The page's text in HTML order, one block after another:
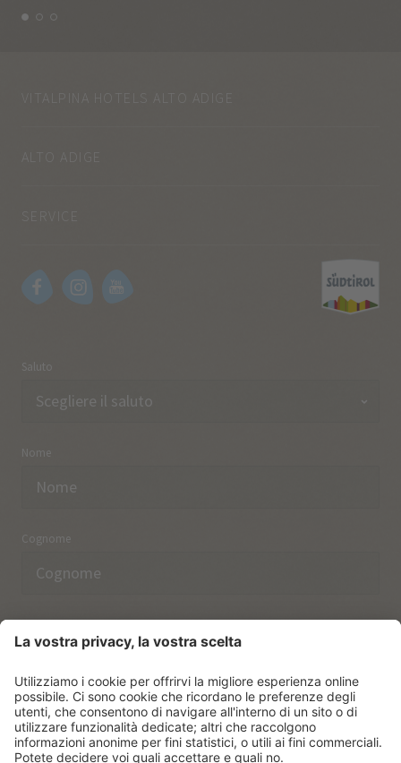
VITALPINA HOTELS ALTO ADIGE
ALTO ADIGE
Saluto
Nome
Cognome
Indirizzo email
Ho preso nota delle norme sulla protezione dei dati.